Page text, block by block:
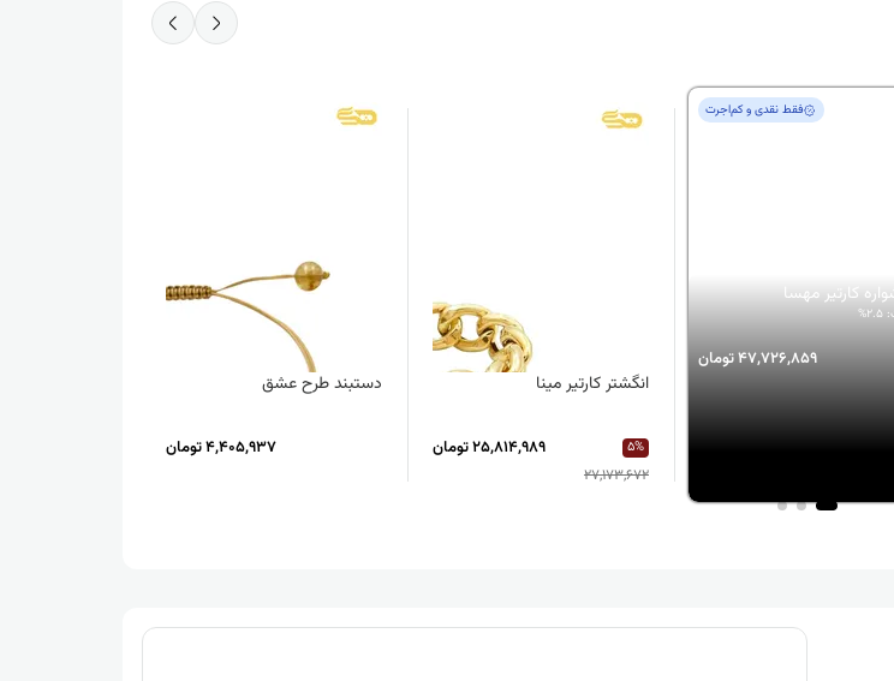
فقط‌ نقدی و کم‌اجرت
کارتیر مهسا
47,726,859 تومان
انگشتر کارتیر مینا
5% 25,814,989 تومان
27,173,672
دستبند طرح عشق
4,405,937 تومان